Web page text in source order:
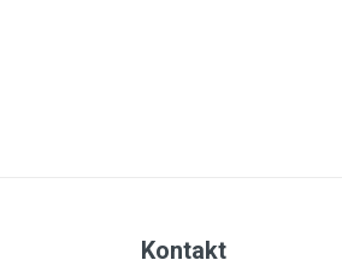
LIISTUD (183)
Kontakt